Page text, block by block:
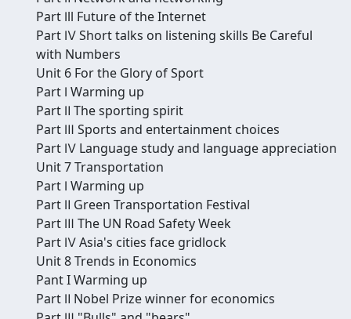
Part Ⅰll Future of the Internet
Part Ⅳ Short talks on listening skills Be Careful
with Numbers
Unit 6 For the Glory of Sport
Part Ⅰ Warming up
Part Ⅱ The sporting spirit
Part Ⅲ Sports and entertainment choices
Part Ⅳ Language study and language appreciation
Unit 7 Transportation
Part Ⅰ Warming up
Part Ⅱ Green Transportation Festival
Part Ⅲ The UN Road Safety Week
Part Ⅳ Asia's cities face gridlock
Unit 8 Trends in Economics
Pant I Warming up
Part Ⅱ Nobel Prize winner for economics